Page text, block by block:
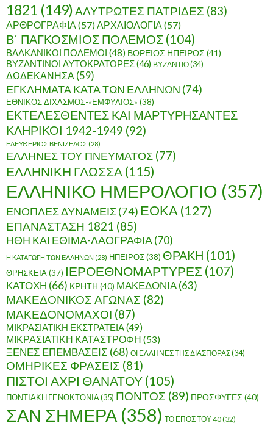
1821 (149) ΑΛΥΤΡΩΤΕΣ ΠΑΤΡΙΔΕΣ (83)
ΑΡΘΡΟΓΡΑΦΙΑ (57) ΑΡΧΑΙΟΛΟΓΙΑ (57)
Β΄ ΠΑΓΚΟΣΜΙΟΣ ΠΟΛΕΜΟΣ (104)
ΒΑΛΚΑΝΙΚΟΙ ΠΟΛΕΜΟΙ (48) ΒΟΡΕΙΟΣ ΗΠΕΙΡΟΣ (41)
ΒΥΖΑΝΤΙΝΟΙ ΑΥΤΟΚΡΑΤΟΡΕΣ(46) ΒΥΖΑΝΤΙΟ(34)
ΔΩΔΕΚΑΝΗΣΑ (59)
ΕΓΚΛΗΜΑΤΑ ΚΑΤΑ ΤΩΝ ΕΛΛΗΝΩΝ (74)
ΕΘΝΙΚΟΣ ΔΙΧΑΣΜΟΣ-«ΕΜΦΥΛΙΟΣ» (38)
ΕΚΤΕΛΕΣΘΕΝΤΕΣ ΚΑΙ ΜΑΡΤΥΡΗΣΑΝΤΕΣ
ΚΛΗΡΙΚΟΙ 1942-1949 (92)
ΕΛΕΥΘΕΡΙΟΣ ΒΕΝΙΖΕΛΟΣ (28)
ΕΛΛΗΝΕΣ ΤΟΥ ΠΝΕΥΜΑΤΟΣ (77)
ΕΛΛΗΝΙΚΗ ΓΛΩΣΣΑ (115)
ΕΛΛΗΝΙΚΟ ΗΜΕΡΟΛΟΓΙΟ (357)
ΕΝΟΠΛΕΣ ΔΥΝΑΜΕΙΣ(74) ΕΟΚΑ (127)
ΕΠΑΝΑΣΤΑΣΗ 1821 (85)
ΗΘΗ ΚΑΙ ΕΘΙΜΑ-ΛΑΟΓΡΑΦΙΑ(70)
Η ΚΑΤΑΓΩΓΗ ΤΩΝ ΕΛΛΗΝΩΝ (28) ΗΠΕΙΡΟΣ(38) ΘΡΑΚΗ (101)
ΘΡΗΣΚΕΙΑ(37) ΙΕΡΟΕΘΝΟΜΑΡΤΥΡΕΣ (107)
ΚΑΤΟΧΗ (66) ΚΡΗΤΗ (40) ΜΑΚΕΔΟΝΙΑ(63)
ΜΑΚΕΔΟΝΙΚΟΣ ΑΓΩΝΑΣ (82)
ΜΑΚΕΔΟΝΟΜΑΧΟΙ (87)
ΜΙΚΡΑΣΙΑΤΙΚΗ ΕΚΣΤΡΑΤΕΙΑ (49)
ΜΙΚΡΑΣΙΑΤΙΚΗ ΚΑΤΑΣΤΡΟΦΗ (53)
ΞΕΝΕΣ ΕΠΕΜΒΑΣΕΙΣ (68) ΟΙ ΕΛΛΗΝΕΣ ΤΗΣ ΔΙΑΣΠΟΡΑΣ(34)
ΟΜΗΡΙΚΕΣ ΦΡΑΣΕΙΣ (81)
ΠΙΣΤΟΙ ΑΧΡΙ ΘΑΝΑΤΟΥ (105)
ΠΟΝΤΙΑΚΗ ΓΕΝΟΚΤΟΝΙΑ(35) ΠΟΝΤΟΣ (89) ΠΡΟΣΦΥΓΕΣ (40)
ΣΑΝ ΣΗΜΕΡΑ (358) ΤΟ ΕΠΟΣ ΤΟΥ 40(32)